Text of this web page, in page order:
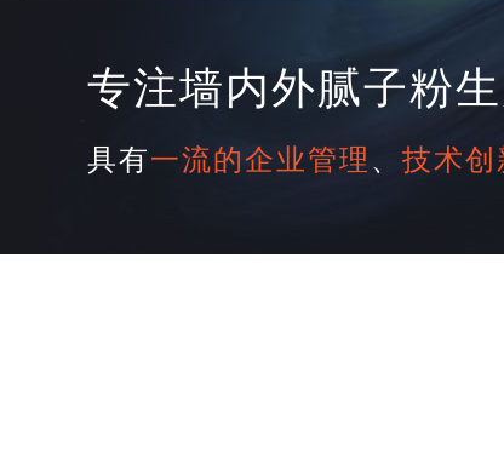
专注墙内外腻子粉
具有一流的企业管理、 技术创